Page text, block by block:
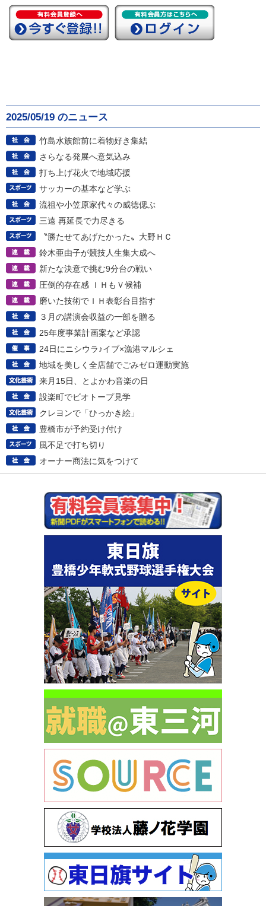
2025/05/19 のニュース
竹島水族館前に着物好き集結
さらなる発展へ意気込み
打ち上げ花火で地域応援
サッカーの基本など学ぶ
流祖や小笠原家代々の威徳偲ぶ
三遠 再延長で力尽きる
〝勝たせてあげたかった〟大野ＨＣ
鈴木亜由子が競技人生集大成へ
新たな決意で挑む9分台の戦い
圧倒的存在感 ＩＨもＶ候補
磨いた技術でＩＨ表彰台目指す
３月の講演会収益の一部を贈る
25年度事業計画案など承認
24日にニシウラ♪イブ×漁港マルシェ
地域を美しく全店舗でごみゼロ運動実施
来月15日、とよかわ音楽の日
設楽町でビオトープ見学
クレヨンで「ひっかき絵」
豊橋市が予約受け付け
風不足で打ち切り
オーナー商法に気をつけて